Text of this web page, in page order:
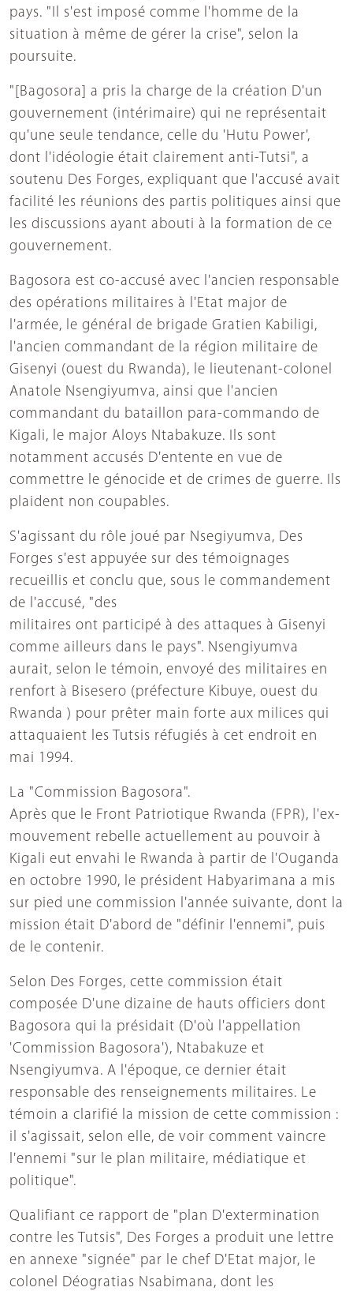
pays. "Il s'est imposé comme l'homme de la
situation à même de gérer la crise", selon la
poursuite.
"[Bagosora] a pris la charge de la création D'un
gouvernement (intérimaire) qui ne représentait
qu'une seule tendance, celle du 'Hutu Power',
dont l'idéologie était clairement anti-Tutsi", a
soutenu Des Forges, expliquant que l'accusé avait
facilité les réunions des partis politiques ainsi que
les discussions ayant abouti à la formation de ce
gouvernement.
Bagosora est co-accusé avec l'ancien responsable
des opérations militaires à l'Etat major de
l'armée, le général de brigade Gratien Kabiligi,
l'ancien commandant de la région militaire de
Gisenyi (ouest du Rwanda), le lieutenant-colonel
Anatole Nsengiyumva, ainsi que l'ancien
commandant du bataillon para-commando de
Kigali, le major Aloys Ntabakuze. Ils sont
notamment accusés D'entente en vue de
commettre le génocide et de crimes de guerre. Ils
plaident non coupables.
S'agissant du rôle joué par Nsegiyumva, Des
Forges s'est appuyée sur des témoignages
recueillis et conclu que, sous le commandement
de l'accusé, "des
militaires ont participé à des attaques à Gisenyi
comme ailleurs dans le pays". Nsengiyumva
aurait, selon le témoin, envoyé des militaires en
renfort à Bisesero (préfecture Kibuye, ouest du
Rwanda ) pour prêter main forte aux milices qui
attaquaient les Tutsis réfugiés à cet endroit en
mai 1994.
La "Commission Bagosora".
Après que le Front Patriotique Rwanda (FPR), l'ex-
mouvement rebelle actuellement au pouvoir à
Kigali eut envahi le Rwanda à partir de l'Ouganda
en octobre 1990, le président Habyarimana a mis
sur pied une commission l'année suivante, dont la
mission était D'abord de "définir l'ennemi", puis
de le contenir.
Selon Des Forges, cette commission était
composée D'une dizaine de hauts officiers dont
Bagosora qui la présidait (D'où l'appellation
'Commission Bagosora'), Ntabakuze et
Nsengiyumva. A l'époque, ce dernier était
responsable des renseignements militaires. Le
témoin a clarifié la mission de cette commission :
il s'agissait, selon elle, de voir comment vaincre
l'ennemi "sur le plan militaire, médiatique et
politique".
Qualifiant ce rapport de "plan D'extermination
contre les Tutsis", Des Forges a produit une lettre
en annexe "signée" par le chef D'Etat major, le
colonel Déogratias Nsabimana, dont les